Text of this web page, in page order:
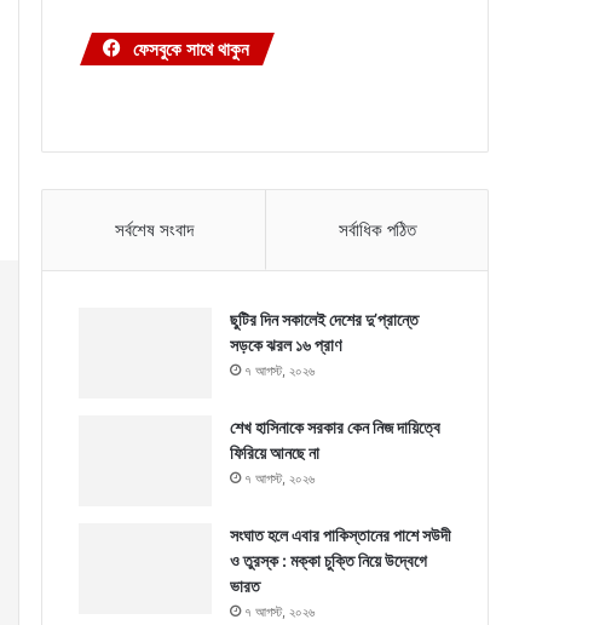
ফেসবুকে সাথে থাকুন
সর্বশেষ সংবাদ সর্বাধিক পঠিত
ছুটির দিন সকালেই দেশের দু’প্রান্তে
সড়কে ঝরল ১৬ প্রাণ
৭ আগস্ট, ২০২৬
শেখ হাসিনাকে সরকার কেন নিজ দায়িত্বে
ফিরিয়ে আনছে না
৭ আগস্ট, ২০২৬
সংঘাত হলে এবার পাকিস্তানের পাশে সউদী
ও তুরস্ক : মক্কা চুক্তি নিয়ে উদ্বেগে
ভারত
৭ আগস্ট, ২০২৬